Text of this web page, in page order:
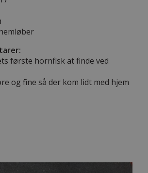
første hornfisk at finde ved
og fine så der kom lidt med hjem